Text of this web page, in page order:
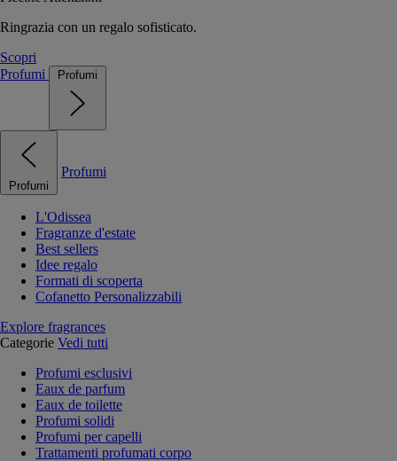
Ringrazia con un regalo sofisticato.
Scopri
Profumi
Profumi
Profumi
Profumi
L'Odissea
Fragranze d'estate
Best sellers
Idee regalo
Formati di scoperta
Cofanetto Personalizzabili
Explore fragrances
Categorie Vedi tutti
Profumi esclusivi
Eaux de parfum
Eaux de toilette
Profumi solidi
Profumi per capelli
Trattamenti profumati corpo